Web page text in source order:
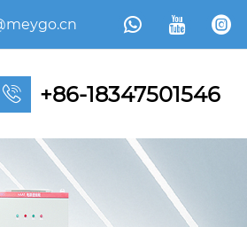
  
 +86-18347501546